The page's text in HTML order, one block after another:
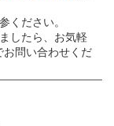
ください。
したら、お気軽
問い合わせくだ